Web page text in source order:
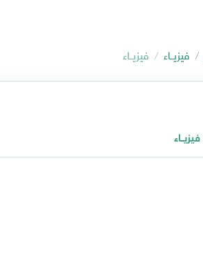
فيزيــاء فيزيــاء
فيزيــاء